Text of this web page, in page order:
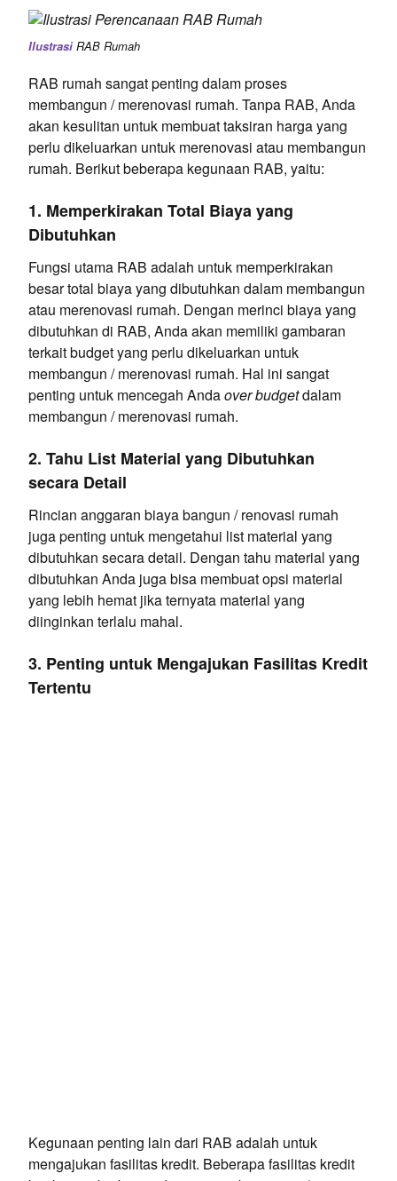
Ilustrasi RAB Rumah
RAB rumah sangat penting dalam proses
membangun / merenovasi rumah. Tanpa RAB, Anda
akan kesulitan untuk membuat taksiran harga yang
perlu dikeluarkan untuk merenovasi atau membangun
rumah. Berikut beberapa kegunaan RAB, yaitu:
1. Memperkirakan Total Biaya yang
Dibutuhkan
Fungsi utama RAB adalah untuk memperkirakan
besar total biaya yang dibutuhkan dalam membangun
atau merenovasi rumah. Dengan merinci biaya yang
dibutuhkan di RAB, Anda akan memiliki gambaran
terkait budget yang perlu dikeluarkan untuk
membangun / merenovasi rumah. Hal ini sangat
penting untuk mencegah Andaover budgetdalam
membangun / merenovasi rumah.
2. Tahu List Material yang Dibutuhkan
secara Detail
Rincian anggaran biaya bangun / renovasi rumah
juga penting untuk mengetahui list material yang
dibutuhkan secara detail. Dengan tahu material yang
dibutuhkan Anda juga bisa membuat opsi material
yang lebih hemat jika ternyata material yang
diinginkan terlalu mahal.
3. Penting untuk Mengajukan Fasilitas Kredit
Tertentu
Kegunaan penting lain dari RAB adalah untuk
mengajukan fasilitas kredit. Beberapa fasilitas kredit